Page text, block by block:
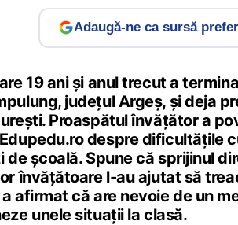
Adaugă-ne ca sursă
19 ani și anul trecut a
județul Argeș, și deja
Proaspătul învățător a
despre dificultățile
de școală. Spune că sprijinul
învățătoare l-au ajutat să
afirmat că are nevoie de un
unele situații la clasă.